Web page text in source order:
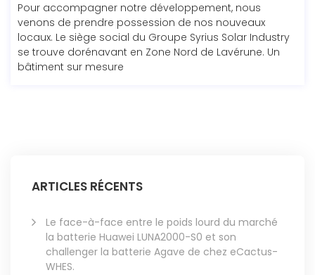
Pour accompagner notre développement, nous
venons de prendre possession de nos nouveaux
locaux. Le siège social du Groupe Syrius Solar Industry
se trouve dorénavant en Zone Nord de Lavérune. Un
bâtiment sur mesure
ARTICLES RÉCENTS
Le face-à-face entre le poids lourd du marché
la batterie Huawei LUNA2000-S0 et son
challenger la batterie Agave de chez eCactus-
WHES.